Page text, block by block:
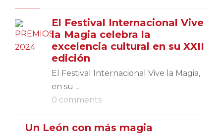
El Festival Internacional Vive
la Magia celebra la
excelencia cultural en su XXII
edición
El Festival Internacional Vive la Magia,
en su ...
0 comments
Un León con más magia